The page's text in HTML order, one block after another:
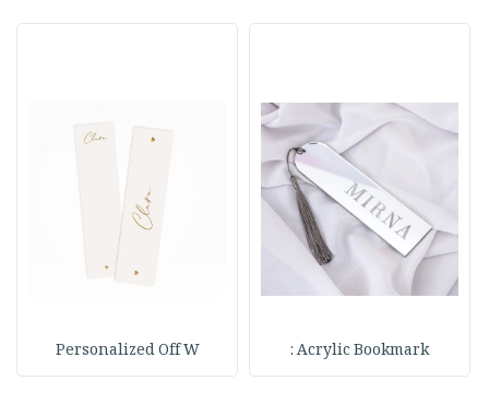
Acrylic Bookmark :
Personalized Off W